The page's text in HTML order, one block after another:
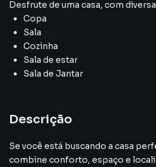
Desfrute de uma casa, com
Copa
Sala
Cozinha
Sala de estar
Sala de Jantar
Descrição
Se você está buscando a casa
combine conforto, espaço e